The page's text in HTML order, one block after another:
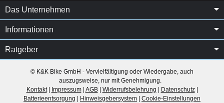
Das Unternehmen
Informationen
Ratgeber
© K&K Bike GmbH - Vervielfältigung oder Wiedergabe, auch
auszugsweise, nur mit Genehmigung.
Kontakt| Impressum| AGB| Widerrufsbelehrung Datenschutz|
Batterieentsorgung
Hinweisgebersystem Cookie-Einstellungen